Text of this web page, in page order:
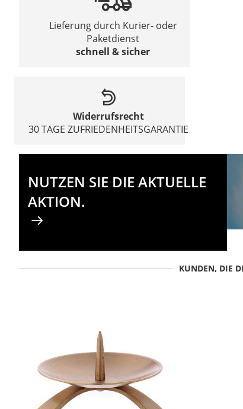
Lieferung durch Kurier- oder
Paketdienst
schnell & sicher
Widerrufsrecht
30 TAGE ZUFRIEDENHEITSGARANTIE
NUTZEN SIE DIE AKTUELLE
AKTION.
KUNDEN, DIE